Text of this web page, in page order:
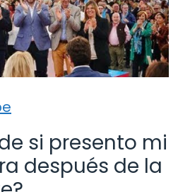
si presento mi
después de la